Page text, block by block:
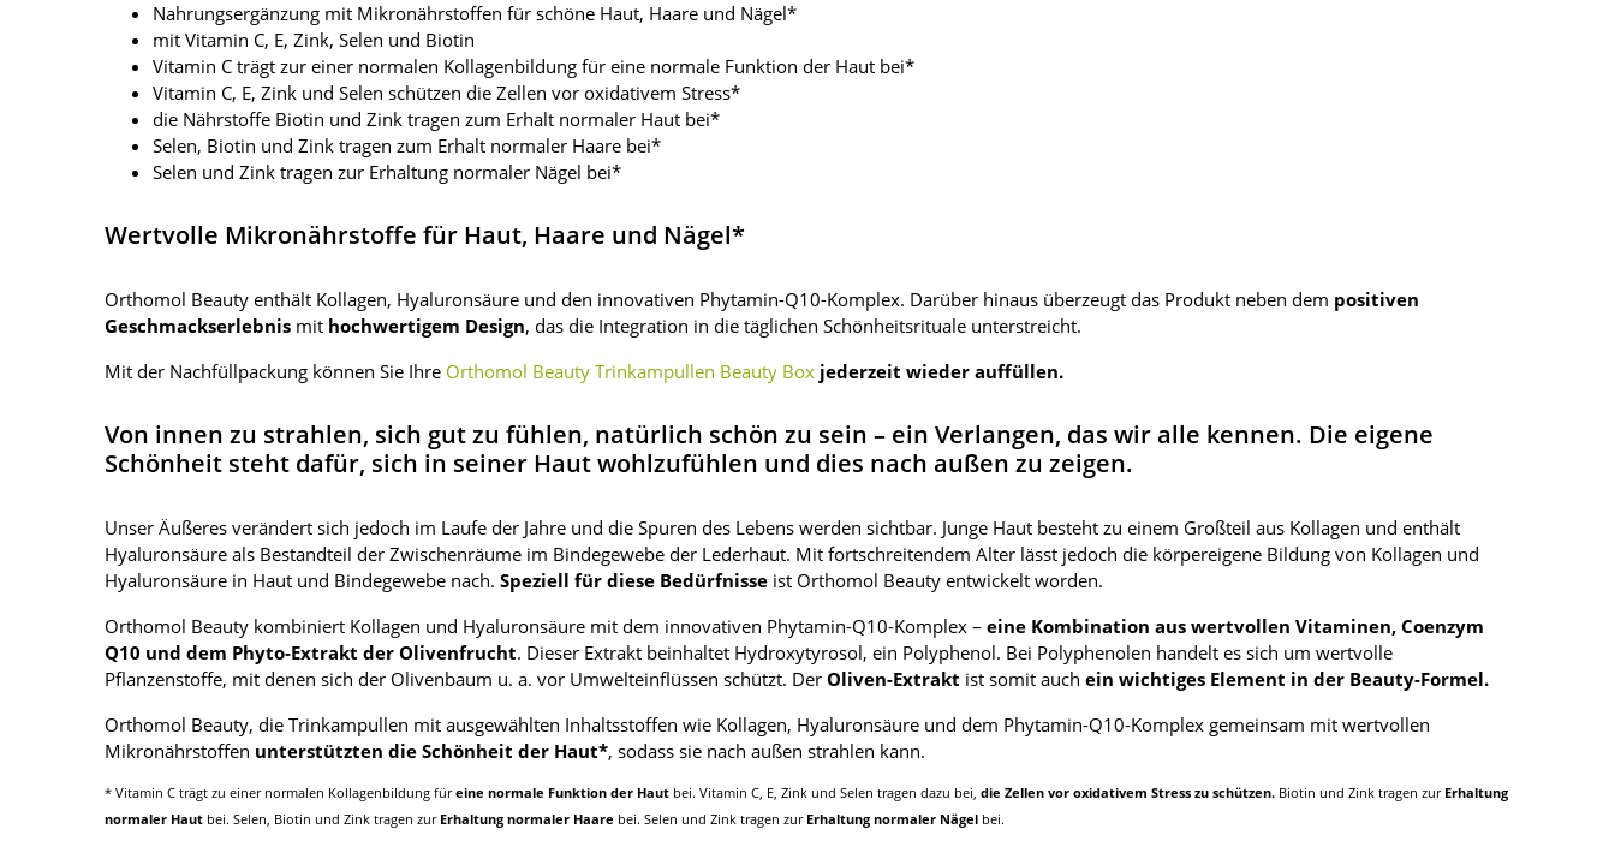
Nahrungsergänzung mit Mikronährstoffen für schöne Haut, Haare und Nägel*
mit Vitamin C, E, Zink, Selen und Biotin
Vitamin C trägt zur einer normalen Kollagenbildung für eine normale Funktion der Haut bei*
Vitamin C, E, Zink und Selen schützen die Zellen vor oxidativem Stress*
die Nährstoffe Biotin und Zink tragen zum Erhalt normaler Haut bei*
Selen, Biotin und Zink tragen zum Erhalt normaler Haare bei*
Selen und Zink tragen zur Erhaltung normaler Nägel bei*
Wertvolle Mikronährstoffe für Haut, Haare und Nägel*
Orthomol Beauty enthält Kollagen, Hyaluronsäure und den innovativen Phytamin-Q10-Komplex. Darüber hinaus überzeugt das Produkt neben dem positiven
Geschmackserlebnis mit hochwertigem Design, das die Integration in die täglichen Schönheitsrituale unterstreicht.
Mit der Nachfüllpackung können Sie Ihre Orthomol Beauty Trinkampullen Beauty Box jederzeit wieder auffüllen.
Von innen zu strahlen, sich gut zu fühlen, natürlich schön zu sein – ein Verlangen, das wir alle kennen. Die eigene
Schönheit steht dafür, sich in seiner Haut wohlzufühlen und dies nach außen zu zeigen.
Unser Äußeres verändert sich jedoch im Laufe der Jahre und die Spuren des Lebens werden sichtbar. Junge Haut besteht zu einem Großteil aus Kollagen und enthält
Hyaluronsäure als Bestandteil der Zwischenräume im Bindegewebe der Lederhaut. Mit fortschreitendem Alter lässt jedoch die körpereigene Bildung von Kollagen und
Hyaluronsäure in Haut und Bindegewebe nach. Speziell für diese Bedürfnisse ist Orthomol Beauty entwickelt worden.
Orthomol Beauty kombiniert Kollagen und Hyaluronsäure mit dem innovativen Phytamin-Q10-Komplex – eine Kombination aus wertvollen Vitaminen, Coenzym
Q10 und dem Phyto-Extrakt der Olivenfrucht. Dieser Extrakt beinhaltet Hydroxytyrosol, ein Polyphenol. Bei Polyphenolen handelt es sich um wertvolle
Pflanzenstoffe, mit denen sich der Olivenbaum u. a. vor Umwelteinflüssen schützt. Der Oliven-Extrakt ist somit auch ein wichtiges Element in der Beauty-Formel.
Orthomol Beauty, die Trinkampullen mit ausgewählten Inhaltsstoffen wie Kollagen, Hyaluronsäure und dem Phytamin-Q10-Komplex gemeinsam mit wertvollen
Mikronährstoffen unterstützten die Schönheit der Haut*, sodass sie nach außen strahlen kann.
* Vitamin C trägt zu einer normalen Kollagenbildung füreine normale Funktion der Haut bei. Vitamin C, E, Zink und Selen tragen dazu bei, die Zellen vor oxidativem Stress zu schützen. Biotin und Zink tragen zur Erhaltung
normaler Haut bei. Selen, Biotin und Zink tragen zur Erhaltung normaler Haare bei. Selen und Zink tragen zur Erhaltung normaler Nägel bei.